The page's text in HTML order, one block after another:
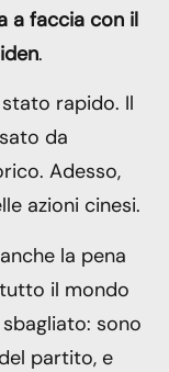
a faccia con il
.
rapido. Il
da
Adesso,
azioni cinesi.
la pena
il mondo
sono
partito, e